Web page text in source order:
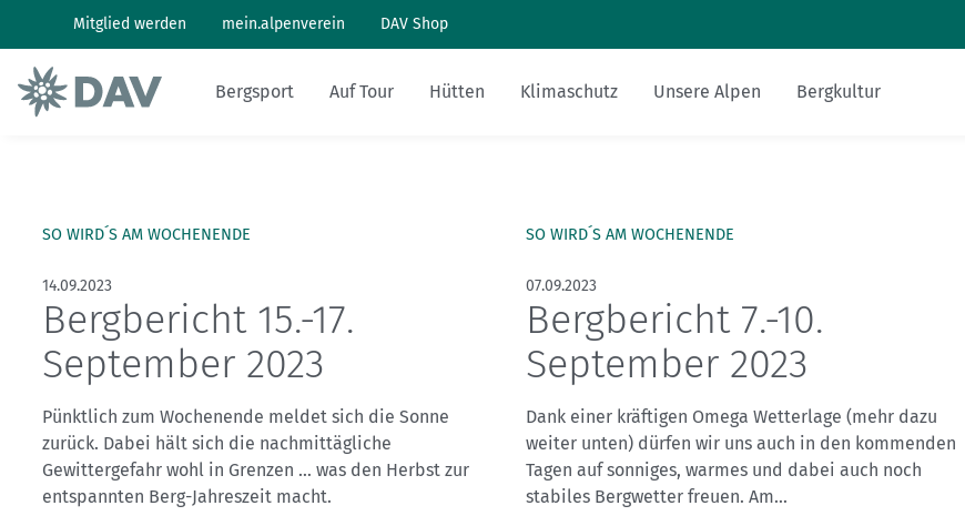
Mitglied werden mein.alpenverein DAV Shop
Bergsport
Klettersteig: So geht's
Mountainbiken: So geht's
Bergsport mit Kindern
Fitness und Gesundheit
Auf Tour
Tourenplanung
Anreise
Hütten Klimaschutz Unsere Alpen Bergkultur
Geschichten von draußen
DAV Panorama App
Mediadaten
Lawinenlagebericht
Hüttensuche
Last-Minute-Hüttenbett
Kletterhallensuche
Notruf
Krisenintervention
Versicherungen
Sektionensuche
SO WIRD´S AM WOCHENENDE
14.09.2023
Bergbericht 15.-17.
September 2023
Pünktlich zum Wochenende meldet sich die Sonne
zurück. Dabei hält sich die nachmittägliche
Gewittergefahr wohl in Grenzen … was den Herbst zur
entspannten Berg-Jahreszeit macht.
SO WIRD´S AM WOCHENENDE
07.09.2023
Bergbericht 7.-10.
September 2023
Dank einer kräftigen Omega Wetterlage (mehr dazu
weiter unten) dürfen wir uns auch in den kommenden
Tagen auf sonniges, warmes und dabei auch noch
stabiles Bergwetter freuen. Am...